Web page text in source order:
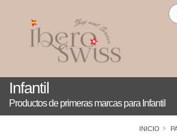
Infantil
Productos de primeras marcas para Infantil
INICIO